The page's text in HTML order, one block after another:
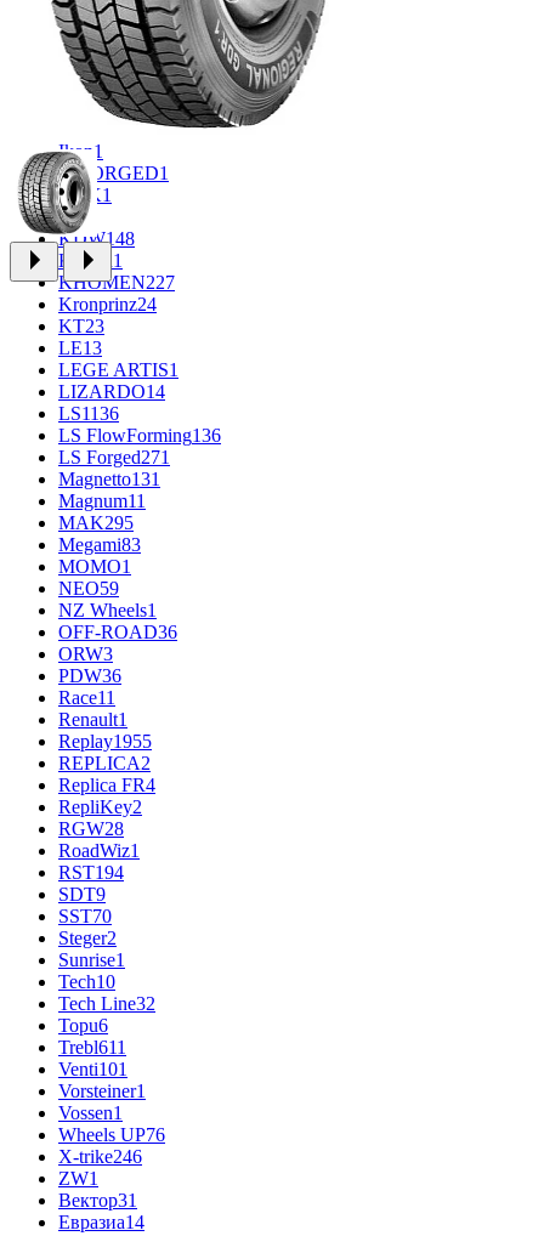
FF30
FR REPLICA1
GR34
Grizzly3
iFree915
iFree Original49
Ikon1
INFORGED1
K&K1
K72
KDW148
Keskin 1
KHOMEN227
Kronprinz24
KT23
LE13
LEGE ARTIS1
LIZARDO14
LS1136
LS FlowForming136
LS Forged271
Magnetto131
Magnum11
MAK295
Megami83
MOMO1
NEO59
NZ Wheels1
OFF-ROAD36
ORW3
PDW36
Race11
Renault1
Replay1955
REPLICA2
Replica FR4
RepliKey2
RGW28
RoadWiz1
RST194
SDT9
SST70
Steger2
Sunrise1
Tech10
Tech Line32
Topu6
Trebl611
Venti101
Vorsteiner1
Vossen1
Wheels UP76
X-trike246
ZW1
Вектор31
Евразиа14